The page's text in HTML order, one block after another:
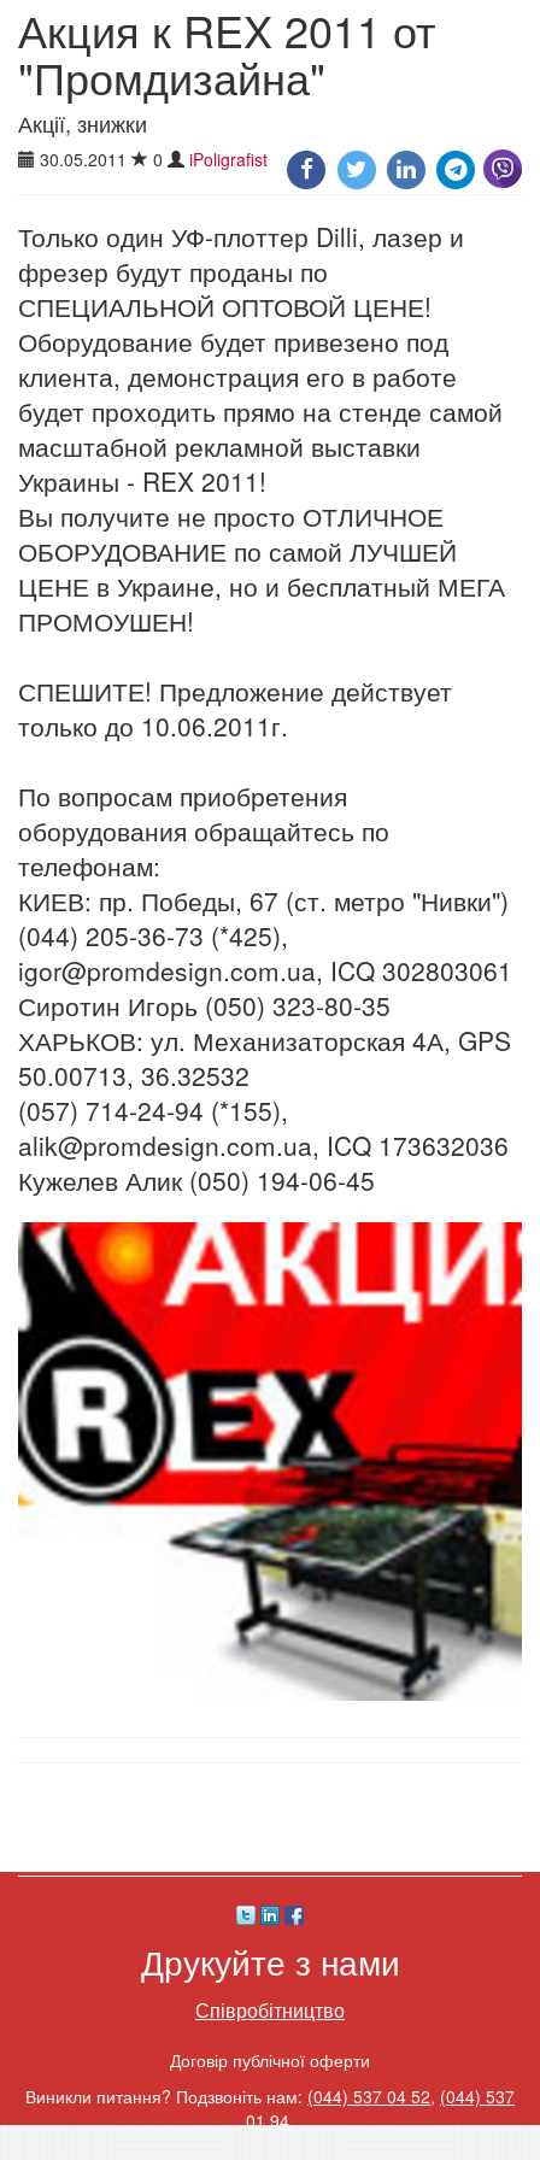
Акция к REX 2011 от
"Промдизайна"
Акції, знижки
30.05.2011 0 iPoligrafist
Только один УФ-плоттер Dilli, лазер и
фрезер будут проданы по
СПЕЦИАЛЬНОЙ ОПТОВОЙ ЦЕНЕ!
Оборудование будет привезено под
клиента, демонстрация его в работе
будет проходить прямо на стенде самой
масштабной рекламной выставки
Украины - REX 2011!
Вы получите не просто ОТЛИЧНОЕ
ОБОРУДОВАНИЕ по самой ЛУЧШЕЙ
ЦЕНЕ в Украине, но и бесплатный МЕГА
ПРОМОУШЕН!
СПЕШИТЕ! Предложение действует
только до 10.06.2011г.
По вопросам приобретения
оборудования обращайтесь по
телефонам:
КИЕВ: пр. Победы, 67 (ст. метро "Нивки")
(044) 205-36-73 (*425),
igor@promdesign.com.ua, ICQ 302803061
Сиротин Игорь (050) 323-80-35
ХАРЬКОВ: ул. Механизаторская 4А, GPS
50.00713, 36.32532
(057) 714-24-94 (*155),
alik@promdesign.com.ua, ICQ 173632036
Кужелев Алик (050) 194-06-45
Друкуйте з нами
Співробітництво
Договір публічної оферти
Виникли питання? Подзвоніть нам: (044) 537 04 52, (044) 537
01 94.